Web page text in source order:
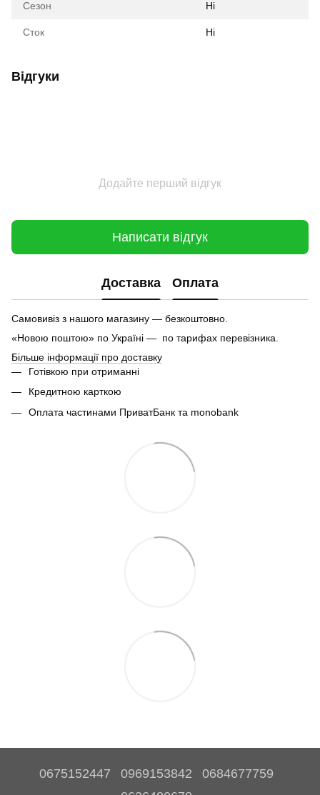
Сезон Ні
Сток Ні
Відгуки
Додайте перший відгук
Написати відгук
Доставка Оплата
Самовивіз з нашого магазину — безкоштовно.
«Новою поштою» по Україні — по тарифах перевізника.
Більше інформації про доставку
Готівкою при отриманні
Кредитною карткою
Оплата частинами ПриватБанк та monobank
0675152447 0969153842
0684677759